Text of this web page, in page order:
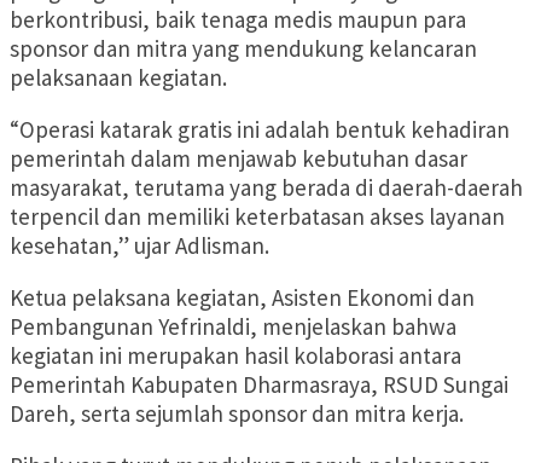
berkontribusi, baik tenaga medis maupun para
sponsor dan mitra yang mendukung kelancaran
pelaksanaan kegiatan.
“Operasi katarak gratis ini adalah bentuk kehadiran
pemerintah dalam menjawab kebutuhan dasar
masyarakat, terutama yang berada di daerah-daerah
terpencil dan memiliki keterbatasan akses layanan
kesehatan,” ujar Adlisman.
Ketua pelaksana kegiatan, Asisten Ekonomi dan
Pembangunan Yefrinaldi, menjelaskan bahwa
kegiatan ini merupakan hasil kolaborasi antara
Pemerintah Kabupaten Dharmasraya, RSUD Sungai
Dareh, serta sejumlah sponsor dan mitra kerja.